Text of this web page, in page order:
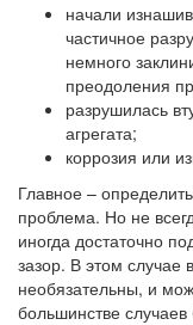
начали
частичное
немного
преодоления
разрушилась
агрегата;
коррозия или
Главное –
проблема. Но не
иногда достаточно
зазор. В этом случае
необязательны, и
большинстве